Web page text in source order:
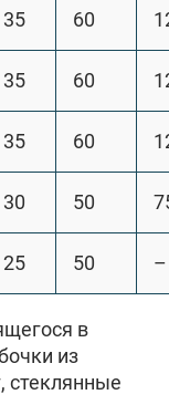
35 60
35 60
35 60
30 50
25 50 –
в
из
стеклянные